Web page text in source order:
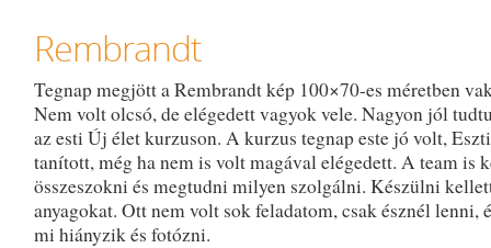
Rembrandt
Tegnap megjött a Rembrandt kép 100×70-es méretben
Nem volt olcsó, de elégedett vagyok vele. Nagyon jól
az esti Új élet kurzuson. A kurzus tegnap este jó volt,
tanított, még ha nem is volt magával elégedett. A team is
összeszokni és megtudni milyen szolgálni. Készülni
anyagokat. Ott nem volt sok feladatom, csak észnél lenni,
mi hiányzik és fotózni.